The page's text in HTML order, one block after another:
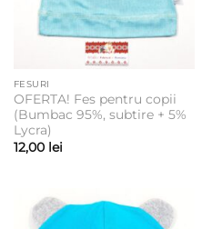
FESURI
OFERTA! Fes pentru copii
(Bumbac 95%, subtire + 5%
Lycra)
12,00 lei